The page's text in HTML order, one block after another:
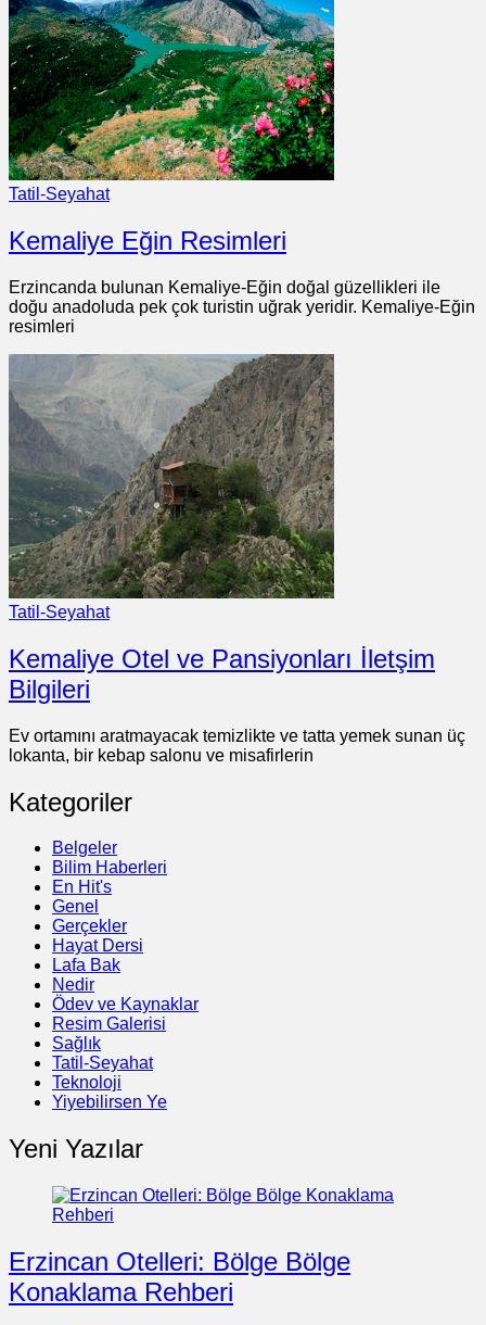
Tatil-Seyahat
Kemaliye Eğin Resimleri
Erzincanda bulunan Kemaliye-Eğin doğal güzellikleri ile
doğu anadoluda pek çok turistin uğrak yeridir. Kemaliye-Eğin
resimleri
Tatil-Seyahat
Kemaliye Otel ve Pansiyonları İletşim
Bilgileri
Ev ortamını aratmayacak temizlikte ve tatta yemek sunan üç
lokanta, bir kebap salonu ve misafirlerin
Kategoriler
Belgeler
Bilim Haberleri
En Hit's
Genel
Gerçekler
Hayat Dersi
Lafa Bak
Nedir
Ödev ve Kaynaklar
Resim Galerisi
Sağlık
Tatil-Seyahat
Teknoloji
Yiyebilirsen Ye
Yeni Yazılar
Erzincan Otelleri: Bölge Bölge
Konaklama Rehberi